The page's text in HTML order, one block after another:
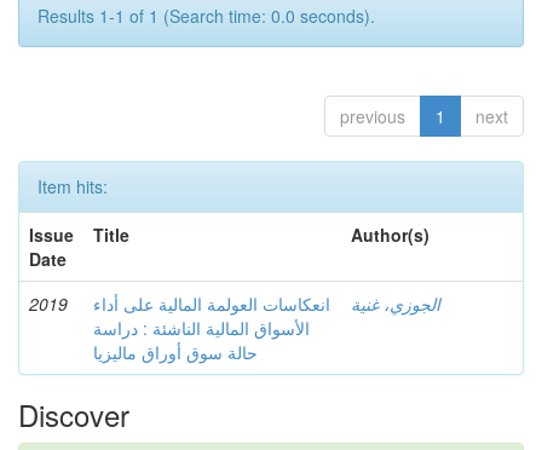
Results 1-1 of 1 (Search time: 0.0 seconds).
previous 1 next
Item hits:
Issue
Date
Title Author(s)
2019
انعكاسات العولمة المالية على أداء
الأسواق المالية الناشئة : دراسة
حالة سوق أوراق ماليزيا
الجوزي، غنية
Discover